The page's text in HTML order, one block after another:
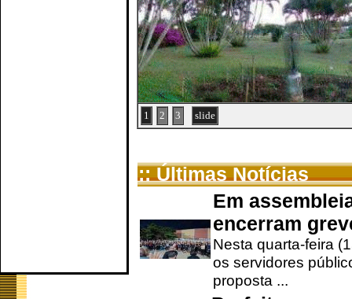
1 2 3 slide
:: Últimas Notícias
Em
encerram
Nesta quarta-feira
os servidores
proposta ...